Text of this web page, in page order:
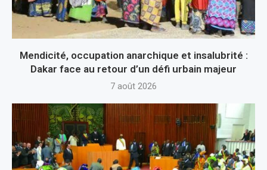
Mendicité, occupation anarchique et insalubrité :
Dakar face au retour d’un défi urbain majeur
7 août 2026